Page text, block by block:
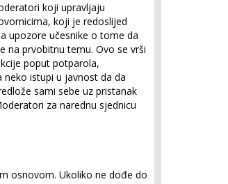
koji upravljaju
koji je redoslijed
upozore učesnike o tome da
na prvobitnu temu. Ovo se vrši
poput potparola,
neko istupi u javnost da da
sami sebe uz pristanak
za narednu sjednicu
osnovom. Ukoliko ne dođe do